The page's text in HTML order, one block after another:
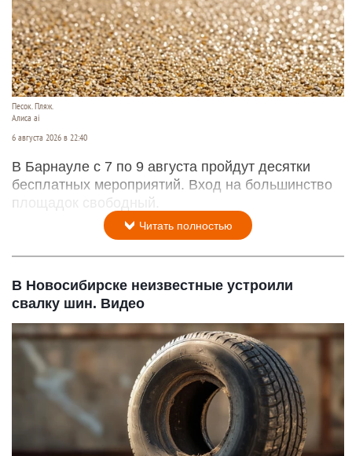
Песок. Пляж.
Алиса ai
6 августа 2026 в 22:40
В Барнауле с 7 по 9 августа пройдут десятки
бесплатных мероприятий. Вход на большинство
площадок свободный.
Читать полностью
В Новосибирске неизвестные устроили
свалку шин. Видео